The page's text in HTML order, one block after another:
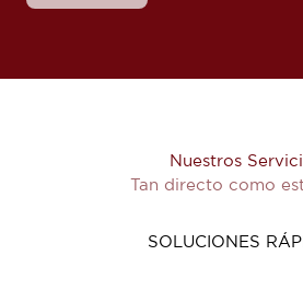
Nuestros
Tan directo como
SOLUCIONES